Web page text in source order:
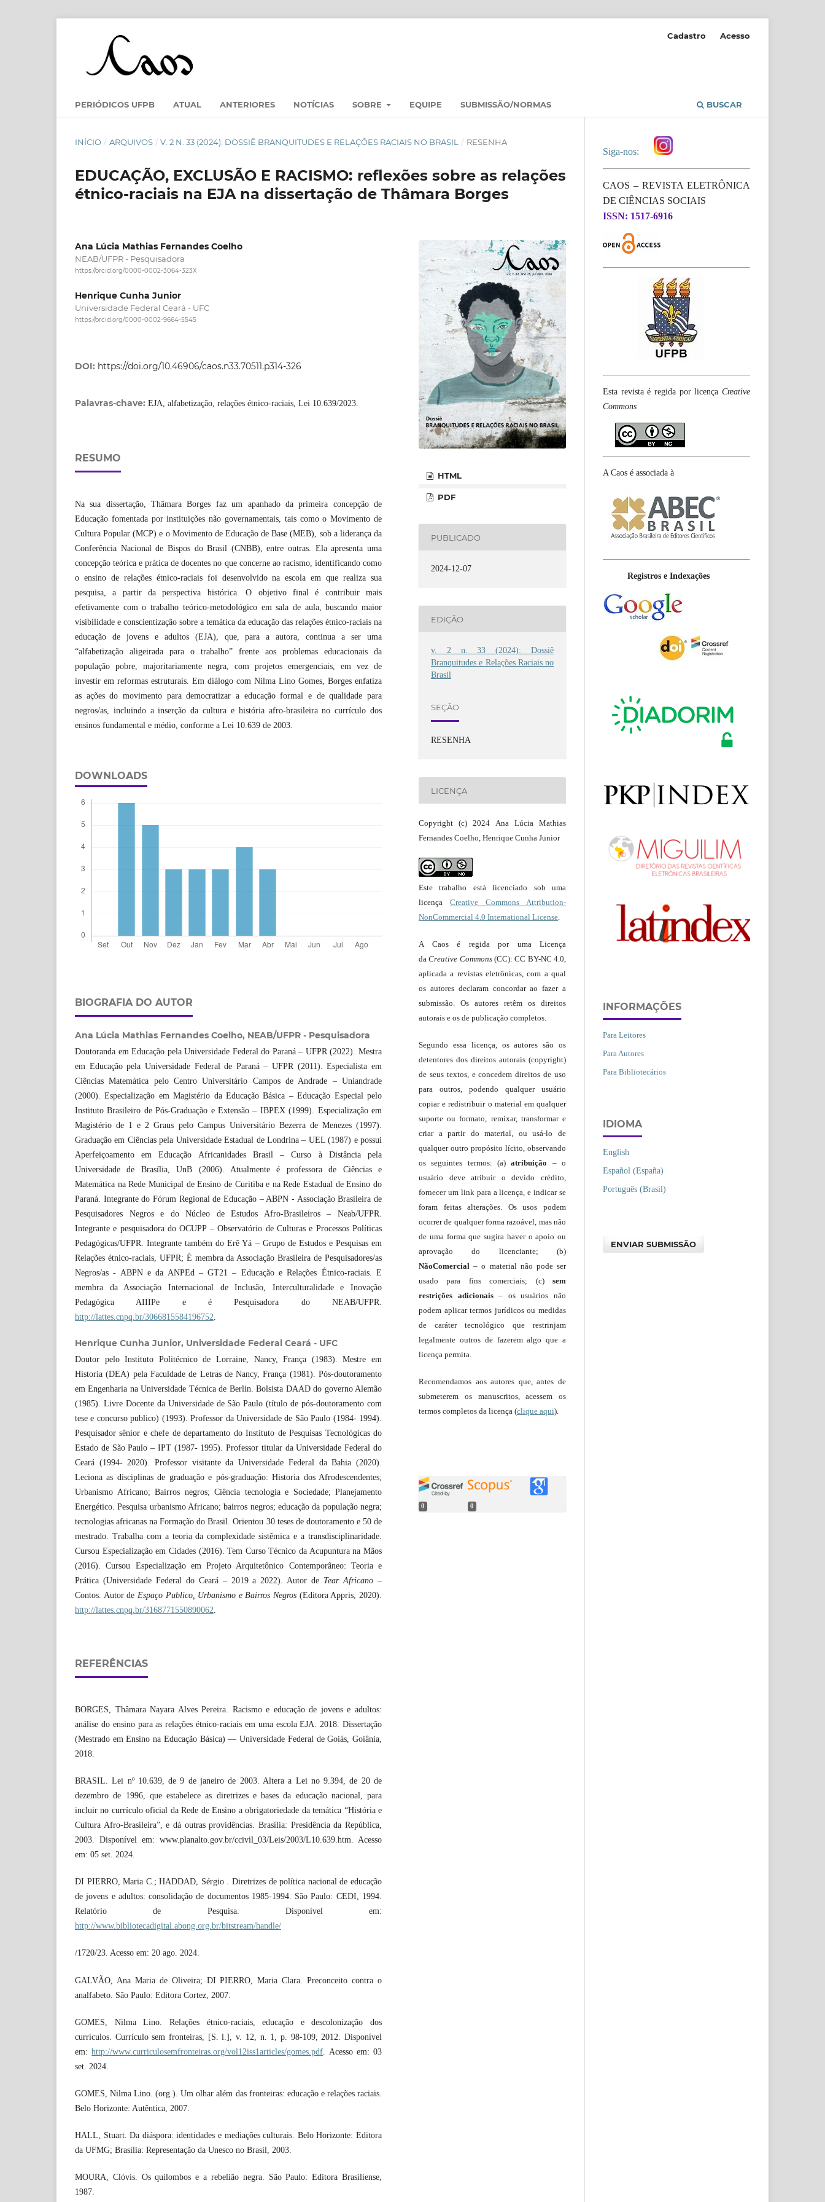
PERIÓDICOS UFPB ATUAL ANTERIORES NOTÍCIAS SOBRE EQUIPE SUBMISSÃO/NORMAS BUSCAR
Cadastro Acesso
INÍCIO / ARQUIVOS / V. 2 N. 33 (2024): DOSSIÊ BRANQUITUDES E RELAÇÕES RACIAIS NO BRASIL / RESENHA
EDUCAÇÃO, EXCLUSÃO E RACISMO: reflexões sobre as relações
étnico-raciais na EJA na dissertação de Thâmara Borges
Ana Lúcia Mathias Fernandes Coelho
NEAB/UFPR - Pesquisadora
https://orcid.org/0000-0002-3064-323X
Henrique Cunha Junior
Universidade Federal Ceará - UFC
https://orcid.org/0000-0002-9664-5545
DOI: https://doi.org/10.46906/caos.n33.70511.p314-326
Palavras-chave: EJA, alfabetização, relações étnico-raciais, Lei 10.639/2023.
RESUMO
Na sua dissertação, Thâmara Borges faz um apanhado da primeira concepção de
Educação fomentada por instituições não governamentais, tais como o Movimento de
Cultura Popular (MCP) e o Movimento de Educação de Base (MEB), sob a liderança da
Conferência Nacional de Bispos do Brasil (CNBB), entre outras. Ela apresenta uma
concepção teórica e prática de docentes no que concerne ao racismo, identificando como
o ensino de relações étnico-raciais foi desenvolvido na escola em que realiza sua
pesquisa, a partir da perspectiva histórica. O objetivo final é contribuir mais
efetivamente com o trabalho teórico-metodológico em sala de aula, buscando maior
visibilidade e conscientização sobre a temática da educação das relações étnico-raciais na
educação de jovens e adultos (EJA), que, para a autora, continua a ser uma
“alfabetização aligeirada para o trabalho” frente aos problemas educacionais da
população pobre, majoritariamente negra, com projetos emergenciais, em vez de
investir em reformas estruturais. Em diálogo com Nilma Lino Gomes, Borges enfatiza
as ações do movimento para democratizar a educação formal e de qualidade para
negros/as, incluindo a inserção da cultura e história afro-brasileira no currículo dos
ensinos fundamental e médio, conforme a Lei 10.639 de 2003.
DOWNLOADS
BIOGRAFIA DO AUTOR
Ana Lúcia Mathias Fernandes Coelho, NEAB/UFPR - Pesquisadora
Doutoranda em Educação pela Universidade Federal do Paraná – UFPR (2022). Mestra
em Educação pela Universidade Federal de Paraná – UFPR (2011). Especialista em
Ciências Matemática pelo Centro Universitário Campos de Andrade – Uniandrade
(2000). Especialização em Magistério da Educação Básica – Educação Especial pelo
Instituto Brasileiro de Pós-Graduação e Extensão – IBPEX (1999). Especialização em
Magistério de 1 e 2 Graus pelo Campus Universitário Bezerra de Menezes (1997).
Graduação em Ciências pela Universidade Estadual de Londrina – UEL (1987) e possui
Aperfeiçoamento em Educação Africanidades Brasil – Curso à Distância pela
Universidade de Brasília, UnB (2006). Atualmente é professora de Ciências e
Matemática na Rede Municipal de Ensino de Curitiba e na Rede Estadual de Ensino do
Paraná. Integrante do Fórum Regional de Educação – ABPN - Associação Brasileira de
Pesquisadores Negros e do Núcleo de Estudos Afro-Brasileiros – Neab/UFPR.
Integrante e pesquisadora do OCUPP – Observatório de Culturas e Processos Políticas
Pedagógicas/UFPR. Integrante também do Erê Yá – Grupo de Estudos e Pesquisas em
Relações étnico-raciais, UFPR; É membra da Associação Brasileira de Pesquisadores/as
Negros/as - ABPN e da ANPEd – GT21 – Educação e Relações Étnico-raciais. E
membra da Associação Internacional de Inclusão, Interculturalidade e Inovação
Pedagógica AIIIPe e é Pesquisadora do NEAB/UFPR.
http://lattes.cnpq.br/3066815584196752.
Henrique Cunha Junior, Universidade Federal Ceará - UFC
Doutor pelo Instituto Politécnico de Lorraine, Nancy, França (1983). Mestre em
Historia (DEA) pela Faculdade de Letras de Nancy, França (1981). Pós-doutoramento
em Engenharia na Universidade Técnica de Berlin. Bolsista DAAD do governo Alemão
(1985). Livre Docente da Universidade de São Paulo (título de pós-doutoramento com
tese e concurso publico) (1993). Professor da Universidade de São Paulo (1984- 1994).
Pesquisador sênior e chefe de departamento do Instituto de Pesquisas Tecnológicas do
Estado de São Paulo – IPT (1987- 1995). Professor titular da Universidade Federal do
Ceará (1994- 2020). Professor visitante da Universidade Federal da Bahia (2020).
Leciona as disciplinas de graduação e pós-graduação: Historia dos Afrodescendentes;
Urbanismo Africano; Bairros negros; Ciência tecnologia e Sociedade; Planejamento
Energético. Pesquisa urbanismo Africano; bairros negros; educação da população negra;
tecnologias africanas na Formação do Brasil. Orientou 30 teses de doutoramento e 50 de
mestrado. Trabalha com a teoria da complexidade sistêmica e a transdisciplinaridade.
Cursou Especialização em Cidades (2016). Tem Curso Técnico da Acupuntura na Mãos
(2016). Cursou Especialização em Projeto Arquitetônico Contemporâneo: Teoria e
Prática (Universidade Federal do Ceará – 2019 a 2022). Autor de Tear Africano –
Contos. Autor de Espaço Publico, Urbanismo e Bairros Negros (Editora Appris, 2020).
http://lattes.cnpq.br/3168771550890062.
REFERÊNCIAS
BORGES, Thâmara Nayara Alves Pereira. Racismo e educação de jovens e adultos:
análise do ensino para as relações étnico-raciais em uma escola EJA. 2018. Dissertação
(Mestrado em Ensino na Educação Básica) — Universidade Federal de Goiás, Goiânia,
2018.
BRASIL. Lei nº 10.639, de 9 de janeiro de 2003. Altera a Lei no 9.394, de 20 de
dezembro de 1996, que estabelece as diretrizes e bases da educação nacional, para
incluir no currículo oficial da Rede de Ensino a obrigatoriedade da temática “História e
Cultura Afro-Brasileira”, e dá outras providências. Brasília: Presidência da República,
2003. Disponível em: www.planalto.gov.br/ccivil_03/Leis/2003/L10.639.htm. Acesso
em: 05 set. 2024.
DI PIERRO, Maria C.; HADDAD, Sérgio . Diretrizes de política nacional de educação
de jovens e adultos: consolidação de documentos 1985-1994. São Paulo: CEDI, 1994.
Relatório de Pesquisa. Disponível em:
http://www.bibliotecadigital.abong.org.br/bitstream/handle/
/1720/23. Acesso em: 20 ago. 2024.
GALVÃO, Ana Maria de Oliveira; DI PIERRO, Maria Clara. Preconceito contra o
analfabeto. São Paulo: Editora Cortez, 2007.
GOMES, Nilma Lino. Relações étnico-raciais, educação e descolonização dos
currículos. Currículo sem fronteiras, [S. l.], v. 12, n. 1, p. 98-109, 2012. Disponível
em:http://www.curriculosemfronteiras.org/vol12iss1articles/gomes.pdf . Acesso em: 03
set. 2024.
GOMES, Nilma Lino. (org.). Um olhar além das fronteiras: educação e relações raciais.
Belo Horizonte: Autêntica, 2007.
HALL, Stuart. Da diáspora: identidades e mediações culturais. Belo Horizonte: Editora
da UFMG; Brasília: Representação da Unesco no Brasil, 2003.
MOURA, Clóvis. Os quilombos e a rebelião negra. São Paulo: Editora Brasiliense,
1987.
HTML
PDF
PUBLICADO
2024-12-07
EDIÇÃO
v. 2 n. 33 (2024): Dossiê
Branquitudes e Relações Raciais no
Brasil
SEÇÃO
RESENHA
LICENÇA
Copyright (c) 2024 Ana Lúcia Mathias
Fernandes Coelho, Henrique Cunha Junior
Este trabalho está licenciado sob uma
licença Creative Commons Attribution-
NonCommercial 4.0 International License.
A Caos é regida por uma Licença
daCreative Commons(CC): CC BY-NC 4.0,
aplicada a revistas eletrônicas, com a qual
os autores declaram concordar ao fazer a
submissão. Os autores retêm os direitos
autorais e os de publicação completos.
Segundo essa licença, os autores são os
detentores dos direitos autorais (copyright)
de seus textos, e concedem direitos de uso
para outros, podendo qualquer usuário
copiar e redistribuir o material em qualquer
suporte ou formato, remixar, transformar e
criar a partir do material, ou usá-lo de
qualquer outro propósito lícito, observando
os seguintes termos: (a)atribuição – o
usuário deve atribuir o devido crédito,
fornecer um link para a licença, e indicar se
foram feitas alterações. Os usos podem
ocorrer de qualquer forma razoável, mas não
de uma forma que sugira haver o apoio ou
aprovação do licenciante; (b)
NãoComercial – o material não pode ser
usado para fins comerciais; (c) sem
restrições adicionais– os usuários não
podem aplicar termos jurídicos ou medidas
de caráter tecnológico que restrinjam
legalmente outros de fazerem algo que a
licença permita.
Recomendamos aos autores que, antes de
submeterem os manuscritos, acessem os
termos completos da licença (clique aqui).
0 0
Siga-nos:
CAOS – REVISTA ELETRÔNICA
DE CIÊNCIAS SOCIAIS
ISSN: 1517-6916
Esta revista é regida por licença Creative
Commons
A Caos é associada à
Registros e Indexações
INFORMAÇÕES
Para Leitores
Para Autores
Para Bibliotecários
IDIOMA
English
Español (España)
Português (Brasil)
ENVIAR SUBMISSÃO